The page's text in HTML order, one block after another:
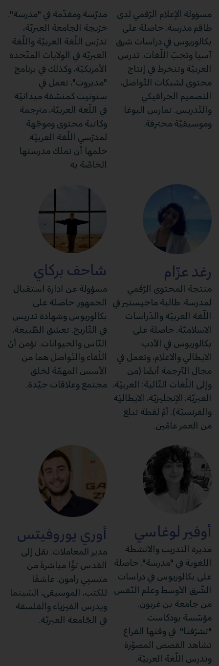
مسؤولة الإعلام الرّقمي لدى
طاقم مدرسة. حاصلة على
بكالوريوس في دراسات شرق
آسيا وتحبّ اللّغات. تدرس
العربيّة وتنخرط في إنتاج
محتوى لشبكات التّواصل،
التصميم الجرافيكي
والتّدريس. تمارس اليوغا
وموسيقيّة محترفة.
مدرّسة ومقدّمة في "مدرسة".
خرّيجة الجامعة العبريّة،
تدرّس اللّغة العربيّة واللّغة
العبريّة في الولايات المتّحدة
الأمريكيّة، وكذلك في برنامج
"مدبروت"، تعمل في
سنونيت كمنسّقة ميدانيّة
في اللّغة العربيّة، مترجمة
وكاتبة محتوى وموجّهة
لمدرّسي اللّغة العربيّة.
حلمها أن تملك مدرستها
الخاصّة به
رغد عزّام
منتجة المحتوى الرّقمي
لمدرسة. طالبة ماجيستير في
اللّغة العربيّة والدّراسات
الاسلاميّة. حاصلة على
بكالوريوس في الأدب
الايطالي والاعلام، وتعمل في
مجال التّرجمة أيضًا (من
وإلى اللّغات التّالية: العربيّة،
العبريّة، الإنجليزيّة، الايطاليّة
والفرنسيّة). أمّ لقطة تبلغ
من العمر عامّين.
شاحف بركاي
مسؤولة عن ادارة استقبال
الجمهور. حاصلة على
بكالوريوس وشهادة تدريس
في التّاريخ. تعشق الطّبيعة،
النّاس والحيوانات. تؤمن أنّ
اللّقاء والتّواصل هما من
الأسس المهمّة لخلق
مجتمع وعلاقات جيّدة.
أوفير لوغاسي
مديرة التدريب والأنشطة
اللغوية في "مدرسة". حاصلة
على بكالوريوس في دراسات
الشّرق الأوسط وعلم النّفس
من جامعة بن غريون.
مؤسّسة بودكاست
"تشرّفنا". في وقتها الفراغ
تشاهد القصص المصوّرة
وتدرس اللّغة العربيّة.
أوري يوروفيتس
مدير المعاملات. نقل إلى
القدس توًّا مباشرةً من
متسپي رامون. عاشقًا
للكتب، الموسيقى، السّينما
ويدرس الفيزياء والفلسفة
في الجّامعة العبريّة.